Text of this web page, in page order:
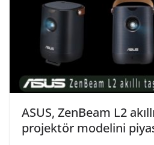
ASUS, ZenBeam L2
projektör modelini